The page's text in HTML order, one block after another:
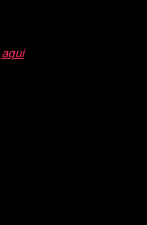
aqui